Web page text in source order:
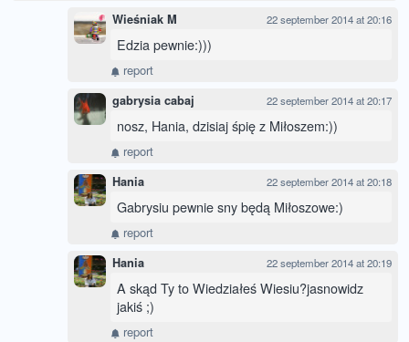
Wieśniak M 22 september 2014 at 20:16
Edzia pewnie:)))
report
gabrysia cabaj 22 september 2014 at 20:17
nosz, Hania, dzisiaj śpię z Miłoszem:))
report
Hania 22 september 2014 at 20:18
Gabrysiu pewnie sny będą Miłoszowe:)
report
Hania 22 september 2014 at 20:19
A skąd Ty to Wiedziałeś Wiesiu?jasnowidz
jakiś ;)
report